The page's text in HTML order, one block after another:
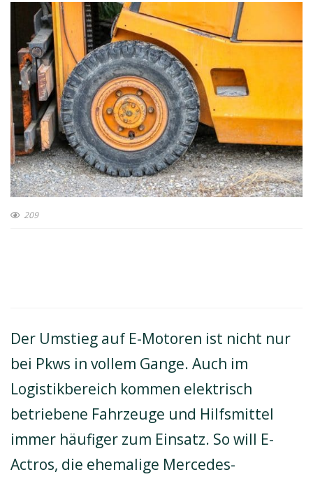
209
Der Umstieg auf E-Motoren ist nicht nur
bei Pkws in vollem Gange. Auch im
Logistikbereich kommen elektrisch
betriebene Fahrzeuge und Hilfsmittel
immer häufiger zum Einsatz. So will E-
Actros, die ehemalige Mercedes-